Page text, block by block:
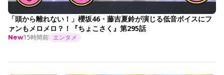
「頭から離れない！」櫻坂46・藤吉夏鈴が演じる低音ボイスにフ
ァンもメロメロ？！『ちょこさく』第295話
New15時間前 エンタメ